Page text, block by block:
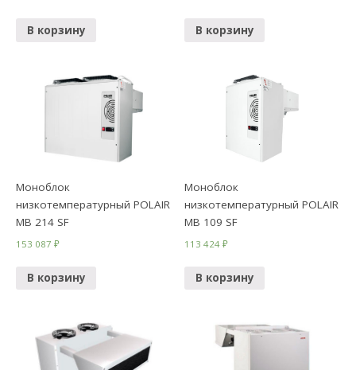
В корзину В корзину
Моноблок
низкотемпературный POLAIR
МB 214 SF
153 087₽
В корзину
Моноблок
низкотемпературный POLAIR
МВ 109 SF
113 424₽
В корзину